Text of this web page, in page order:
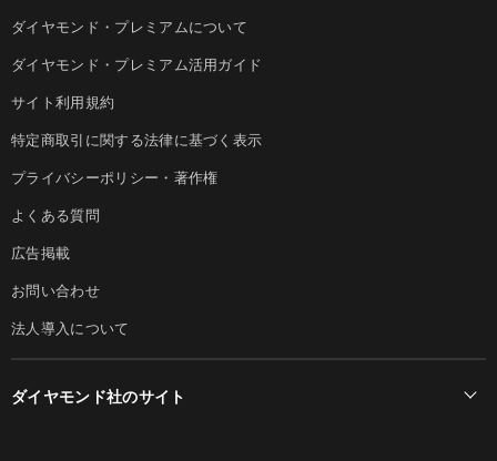
ダイヤモンド・プレミアムについて
ダイヤモンド・プレミアム活用ガイド
サイト利用規約
特定商取引に関する法律に基づく表示
プライバシーポリシー・著作権
よくある質問
広告掲載
お問い合わせ
法人導入について
ダイヤモンド社のサイト